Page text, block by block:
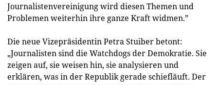
Journalistenvereinigung wird diesen Themen und
Problemen weiterhin ihre ganze Kraft widmen.”
Die neue Vizepräsidentin Petra Stuiber betont:
„Journalisten sind die Watchdogs der Demokratie. Sie
zeigen auf, sie weisen hin, sie analysieren und
erklären, was in der Republik gerade schiefläuft. Der